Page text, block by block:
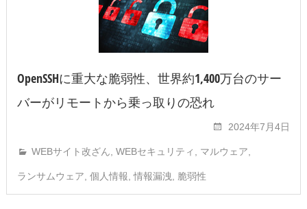
OpenSSHに重大な脆弱性、世界約1,400万台のサー
バーがリモートから乗っ取りの恐れ
2024年7月4日
WEBサイト改ざん WEBセキュリティ マルウェア
ランサムウェア 個人情報 ,情報漏洩 脆弱性